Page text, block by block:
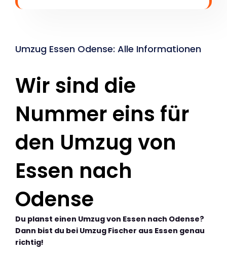
Umzug Essen Odense: Alle Informationen
Wir sind die
Nummer eins für
den Umzug von
Essen nach
Odense
Du planst einen Umzug von Essen nach Odense?
Dann bist du bei Umzug Fischer aus Essen genau
richtig!